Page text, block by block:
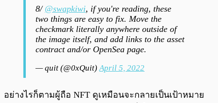
8/ @swapkiwi, if you're reading, these
two things are easy to fix. Move the
checkmark literally anywhere outside of
the image itself, and add links to the asset
contract and/or OpenSea page.
— quit (@0xQuit)April 5, 2022
อย่างไรก็ตามผู้ถือ NFT ดูเหมือนจะกลายเป็นเป้าหมาย